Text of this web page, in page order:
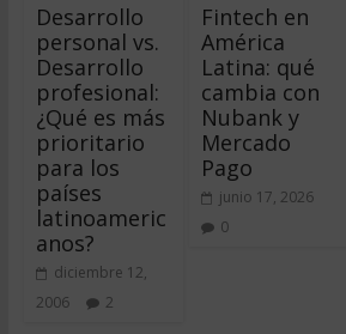
Desarrollo
personal vs.
Desarrollo
profesional:
¿Qué es más
prioritario
para los
países
latinoameric
anos?
diciembre 12,
2006
2
Fintech en
América
Latina: qué
cambia con
Nubank y
Mercado
Pago
junio 17, 2026
0